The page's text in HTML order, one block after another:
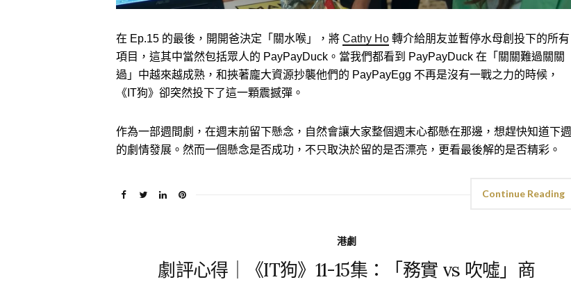
在 Ep.15 的最後，開開爸決定「關水喉」，將 Cathy Ho 轉介給朋友並暫停水母創投下的所有
項目，這其中當然包括眾人的 PayPayDuck。當我們都看到 PayPayDuck 在「關關難過關關
過」中越來越成熟，和挾著龐大資源抄襲他們的 PayPayEgg 不再是沒有一戰之力的時候，
《IT狗》卻突然投下了這一顆震撼彈。
作為一部週間劇，在週末前留下懸念，自然會讓大家整個週末心都懸在那邊，想趕快知道下週
的劇情發展。然而一個懸念是否成功，不只取決於留的是否漂亮，更看最後解的是否精彩。
Continue Reading
港劇
劇評心得｜《IT狗》11-15集：「務實 vs 吹噓」商